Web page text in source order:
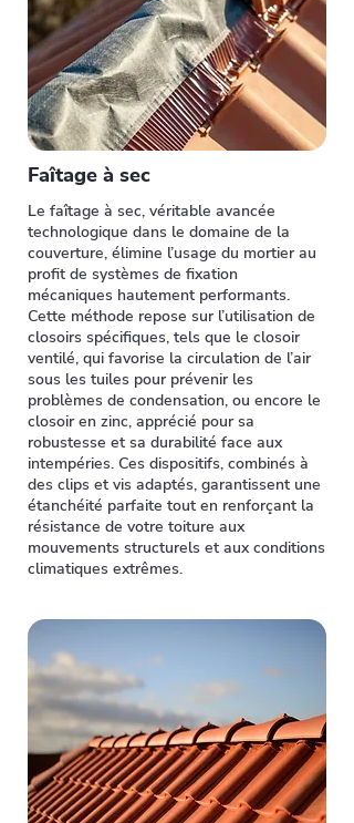
Faîtage à sec
Le faîtage à sec, véritable avancée
technologique dans le domaine de la
couverture, élimine l’usage du mortier au
profit de systèmes de fixation
mécaniques hautement performants.
Cette méthode repose sur l’utilisation de
closoirs spécifiques, tels que le closoir
ventilé, qui favorise la circulation de l’air
sous les tuiles pour prévenir les
problèmes de condensation, ou encore le
closoir en zinc, apprécié pour sa
robustesse et sa durabilité face aux
intempéries. Ces dispositifs, combinés à
des clips et vis adaptés, garantissent une
étanchéité parfaite tout en renforçant la
résistance de votre toiture aux
mouvements structurels et aux conditions
climatiques extrêmes.